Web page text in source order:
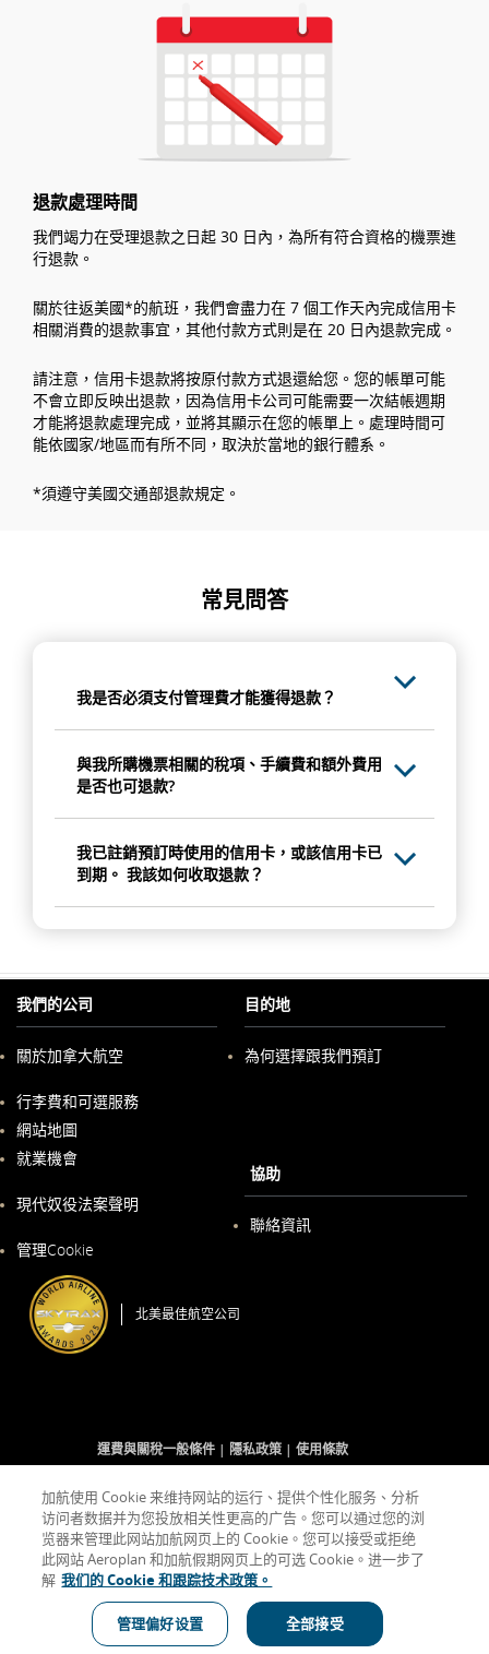
退款處理時間
我們竭力在受理退款之日起 30 日內，為所有符合資格的機票進
行退款。
關於往返美國*的航班，我們會盡力在 7 個工作天內完成信用卡
相關消費的退款事宜，其他付款方式則是在 20 日內退款完成。
請注意，信用卡退款將按原付款方式退還給您。您的帳單可能
不會立即反映出退款，因為信用卡公司可能需要一次結帳週期
才能將退款處理完成，並將其顯示在您的帳單上。處理時間可
能依國家/地區而有所不同，取決於當地的銀行體系。
*須遵守美國交通部退款規定。
常見問答
我是否必須支付管理費才能獲得退款？
與我所購機票相關的稅項、手續費和額外費用
是否也可退款?
我已註銷預訂時使用的信用卡，或該信用卡已
到期。 我該如何收取退款？
我們的公司
關於加拿大航空
新
視
窗
開
行李費和可選服務
網站地圖
就業機會
新
窗
開
現代奴役法案聲明
新
開
啟
管理Cookie
目的地
為何選擇跟我們預訂
協助
聯絡資訊
北美最佳航空公司
運費與關稅一般條件 隱私政策 使用條款
Facebook
(開
啟
新
視
以
新
視
窗
開
外
部
網
站
可
符
合
Twitter
(開
啟
新
視
以
新
視
窗
開
外
部
網
站
可
不
合
YouTube
(開
啟
新
視
以
新
視
窗
開
外
部
網
站
符
RSS
Feeds
(開
啟
以
新
視
窗
外
部
網
站
合
表示外部網站可能不符合無障礙指南和/或未遵守我們的語言義務。
加航使用 Cookie 来维持网站的运行、提供个性化服务、分析
访问者数据并为您投放相关性更高的广告。您可以通过您的浏
览器来管理此网站加航网页上的 Cookie。您可以接受或拒绝
此网站 Aeroplan 和加航假期网页上的可选 Cookie。进一步了
解 我们的 Cookie 和跟踪技术政策。
管理偏好设置 全部接受